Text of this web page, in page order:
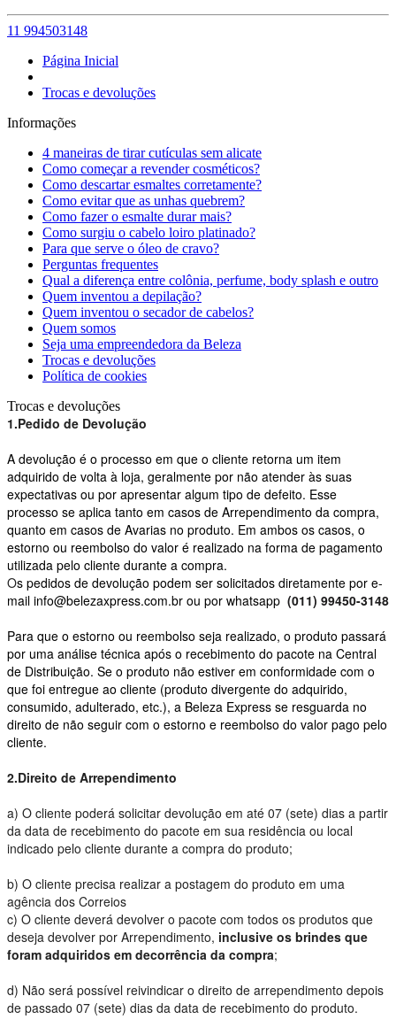
11 994503148
Página Inicial
Trocas e devoluções
Informações
4 maneiras de tirar cutículas sem alicate
Como começar a revender cosméticos?
Como descartar esmaltes corretamente?
Como evitar que as unhas quebrem?
Como fazer o esmalte durar mais?
Como surgiu o cabelo loiro platinado?
Para que serve o óleo de cravo?
Perguntas frequentes
Qual a diferença entre colônia, perfume, body splash e outro
Quem inventou a depilação?
Quem inventou o secador de cabelos?
Quem somos
Seja uma empreendedora da Beleza
Trocas e devoluções
Política de cookies
Trocas e devoluções
1.Pedido de Devolução
A devolução é o processo em que o cliente retorna um item
adquirido de volta à loja, geralmente por não atender às suas
expectativas ou por apresentar algum tipo de defeito. Esse
processo se aplica tanto em casos de Arrependimento da compra,
quanto em casos de Avarias no produto. Em ambos os casos, o
estorno ou reembolso do valor é realizado na forma de pagamento
utilizada pelo cliente durante a compra.
Os pedidos de devolução podem ser solicitados diretamente por e-
mail info@belezaxpress.com.br ou por whatsapp (011) 99450-3148
Para que o estorno ou reembolso seja realizado, o produto passará
por uma análise técnica após o recebimento do pacote na Central
de Distribuição. Se o produto não estiver em conformidade com o
que foi entregue ao cliente (produto divergente do adquirido,
consumido, adulterado, etc.), a Beleza Express se resguarda no
direito de não seguir com o estorno e reembolso do valor pago pelo
cliente.
2.Direito de Arrependimento
a) O cliente poderá solicitar devolução em até 07 (sete) dias a partir
da data de recebimento do pacote em sua residência ou local
indicado pelo cliente durante a compra do produto;
b) O cliente precisa realizar a postagem do produto em uma
agência dos Correios
c) O cliente deverá devolver o pacote com todos os produtos que
deseja devolver por Arrependimento, inclusive os brindes que
foram adquiridos em decorrência da compra;
d) Não será possível reivindicar o direito de arrependimento depois
de passado 07 (sete) dias da data de recebimento do produto.